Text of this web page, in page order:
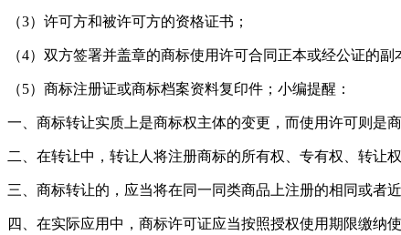
（3）许可方和被许可方的资格证书；
（4）双方签署并盖章的商标使用许可合同正本或经公证的副
（5）商标注册证或商标档案资料复印件；小编提醒：
一、商标转让实质上是商标权主体的变更，而使用许可则是
二、在转让中，转让人将注册商标的所有权、专有权、转让
三、商标转让的，应当将在同一同类商品上注册的相同或者
四、在实际应用中，商标许可证应当按照授权使用期限缴纳